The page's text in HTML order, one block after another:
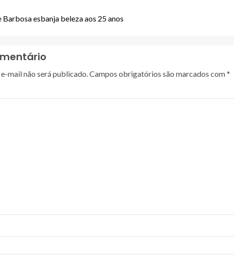
Barbosa esbanja beleza aos 25 anos
mail não será publicado.Campos obrigatórios são marcados com*